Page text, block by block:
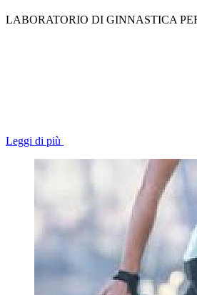
LABORATORIO DI GINNASTICA
Leggi di più